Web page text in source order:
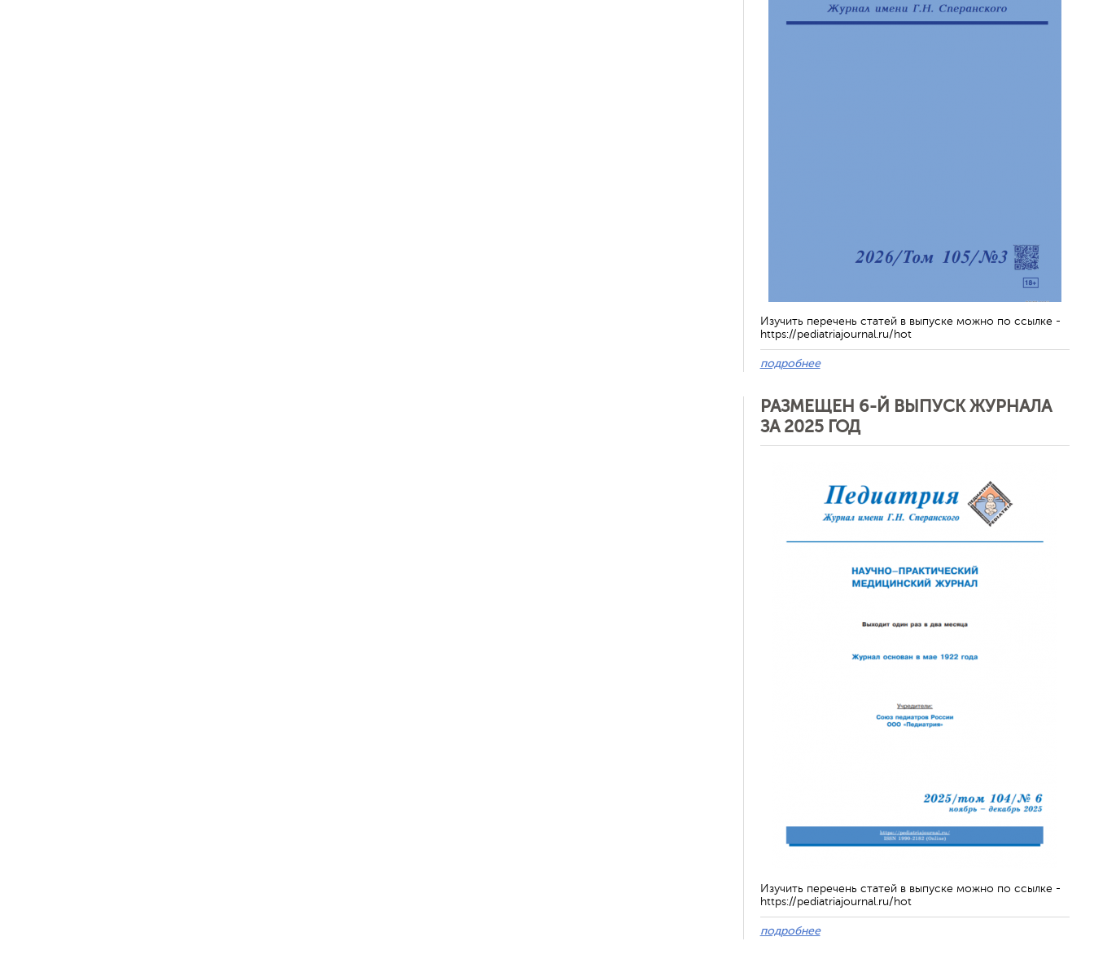
Изучить перечень статей в выпуске можно по ссылке -
https://pediatriajournal.ru/hot
подробнее
РАЗМЕЩЕН 6-Й ВЫПУСК ЖУРНАЛА
ЗА 2025 ГОД
Изучить перечень статей в выпуске можно по ссылке -
https://pediatriajournal.ru/hot
подробнее